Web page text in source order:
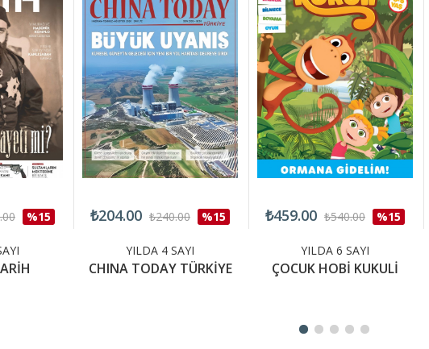
%15 ₺204.00 ₺240.00 %15
YILDA 4 SAYI
CHINA TODAY TÜRKİYE
₺459.00 ₺540.00 %15
YILDA 6 SAYI
ÇOCUK HOBİ KUKULİ